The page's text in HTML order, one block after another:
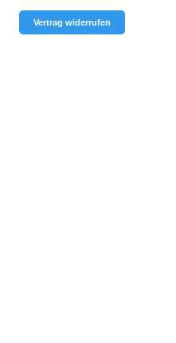
Vertrag widerrufen